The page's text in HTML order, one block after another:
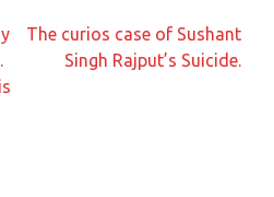
The curios case of Sushant
Singh Rajput’s Suicide.